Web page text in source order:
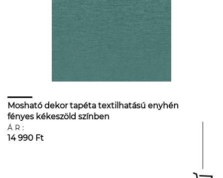
Mosható dekor tapéta textilhatású enyhén
fényes kékeszöld színben
ÁR:
14 990 Ft